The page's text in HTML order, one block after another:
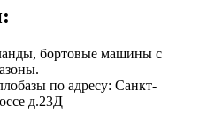
бортовые машины с
по адресу: Санкт-
д.23Д